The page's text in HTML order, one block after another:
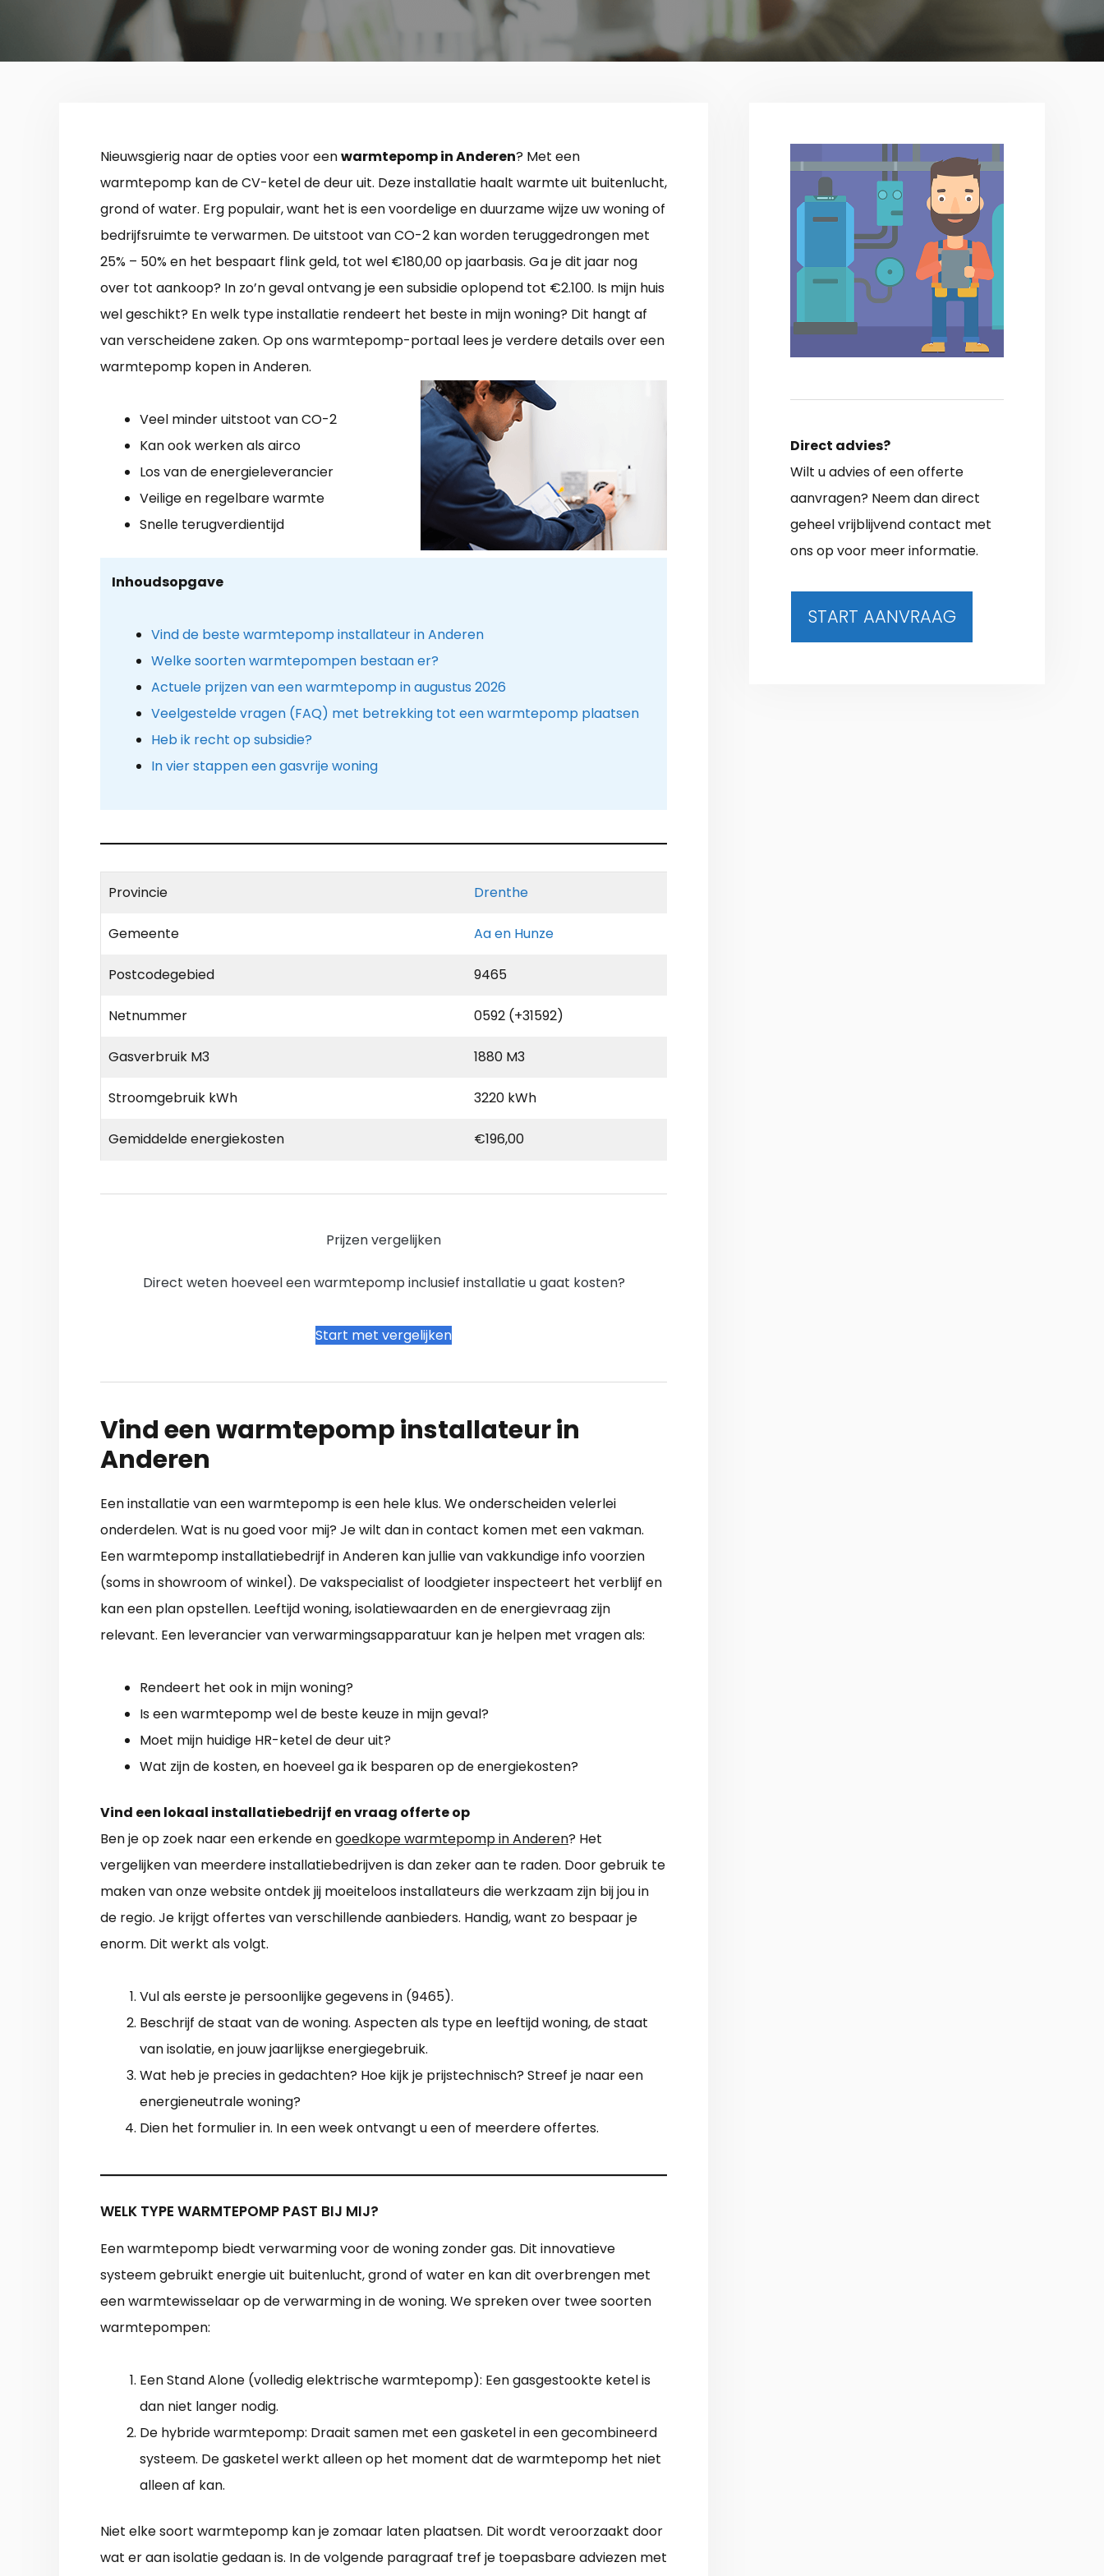
Nieuwsgierig naar de opties voor eenwarmtepomp in Anderen? Met een
warmtepomp kan de CV-ketel de deur uit. Deze installatie haalt warmte uit buitenlucht,
grond of water. Erg populair, want het is een voordelige en duurzame wijze uw woning of
bedrijfsruimte te verwarmen. De uitstoot van CO-2 kan worden teruggedrongen met
25% – 50% en het bespaart flink geld, tot wel €180,00 op jaarbasis. Ga je dit jaar nog
over tot aankoop? In zo’n geval ontvang je een subsidie oplopend tot €2.100. Is mijn huis
wel geschikt? En welk type installatie rendeert het beste in mijn woning? Dit hangt af
van verscheidene zaken. Op ons warmtepomp-portaal lees je verdere details over een
warmtepomp kopen in Anderen.
Veel minder uitstoot van CO-2
Kan ook werken als airco
Los van de energieleverancier
Veilige en regelbare warmte
Snelle terugverdientijd
Inhoudsopgave
Vind de beste warmtepomp installateur in Anderen
Welke soorten warmtepompen bestaan er?
Actuele prijzen van een warmtepomp in augustus 2026
Veelgestelde vragen (FAQ) met betrekking tot een warmtepomp plaatsen
Heb ik recht op subsidie?
In vier stappen een gasvrije woning
Provincie Drenthe
Gemeente Aa en Hunze
Postcodegebied 9465
Netnummer 0592 (+31592)
Gasverbruik M3 1880 M3
Stroomgebruik kWh 3220 kWh
Gemiddelde energiekosten €196,00
Prijzen vergelijken
Direct weten hoeveel een warmtepomp inclusief installatie u gaat kosten?
Start met vergelijken
Vind een warmtepomp installateur in
Anderen
Een installatie van een warmtepomp is een hele klus. We onderscheiden velerlei
onderdelen. Wat is nu goed voor mij? Je wilt dan in contact komen met een vakman.
Een warmtepomp installatiebedrijf in Anderen kan jullie van vakkundige info voorzien
(soms in showroom of winkel). De vakspecialist of loodgieter inspecteert het verblijf en
kan een plan opstellen. Leeftijd woning, isolatiewaarden en de energievraag zijn
relevant. Een leverancier van verwarmingsapparatuur kan je helpen met vragen als:
Rendeert het ook in mijn woning?
Is een warmtepomp wel de beste keuze in mijn geval?
Moet mijn huidige HR-ketel de deur uit?
Wat zijn de kosten, en hoeveel ga ik besparen op de energiekosten?
Vind een lokaal installatiebedrijf en vraag offerte op
Ben je op zoek naar een erkende engoedkope warmtepomp in Anderen? Het
vergelijken van meerdere installatiebedrijven is dan zeker aan te raden. Door gebruik te
maken van onze website ontdek jij moeiteloos installateurs die werkzaam zijn bij jou in
de regio. Je krijgt offertes van verschillende aanbieders. Handig, want zo bespaar je
enorm. Dit werkt als volgt.
Vul als eerste je persoonlijke gegevens in (9465).
Beschrijf de staat van de woning. Aspecten als type en leeftijd woning, de staat
van isolatie, en jouw jaarlijkse energiegebruik.
Wat heb je precies in gedachten? Hoe kijk je prijstechnisch? Streef je naar een
energieneutrale woning?
Dien het formulier in. In een week ontvangt u een of meerdere offertes.
WELK TYPE WARMTEPOMP PAST BIJ MIJ?
Een warmtepomp biedt verwarming voor de woning zonder gas. Dit innovatieve
systeem gebruikt energie uit buitenlucht, grond of water en kan dit overbrengen met
een warmtewisselaar op de verwarming in de woning. We spreken over twee soorten
warmtepompen:
Een Stand Alone (volledig elektrische warmtepomp): Een gasgestookte ketel is
dan niet langer nodig.
De hybride warmtepomp: Draait samen met een gasketel in een gecombineerd
systeem. De gasketel werkt alleen op het moment dat de warmtepomp het niet
alleen af kan.
Niet elke soort warmtepomp kan je zomaar laten plaatsen. Dit wordt veroorzaakt door
wat er aan isolatie gedaan is. In de volgende paragraaf tref je toepasbare adviezen met
Direct advies?
Wilt u advies of een offerte
aanvragen? Neem dan direct
geheel vrijblijvend contact met
ons op voor meer informatie.
START AANVRAAG